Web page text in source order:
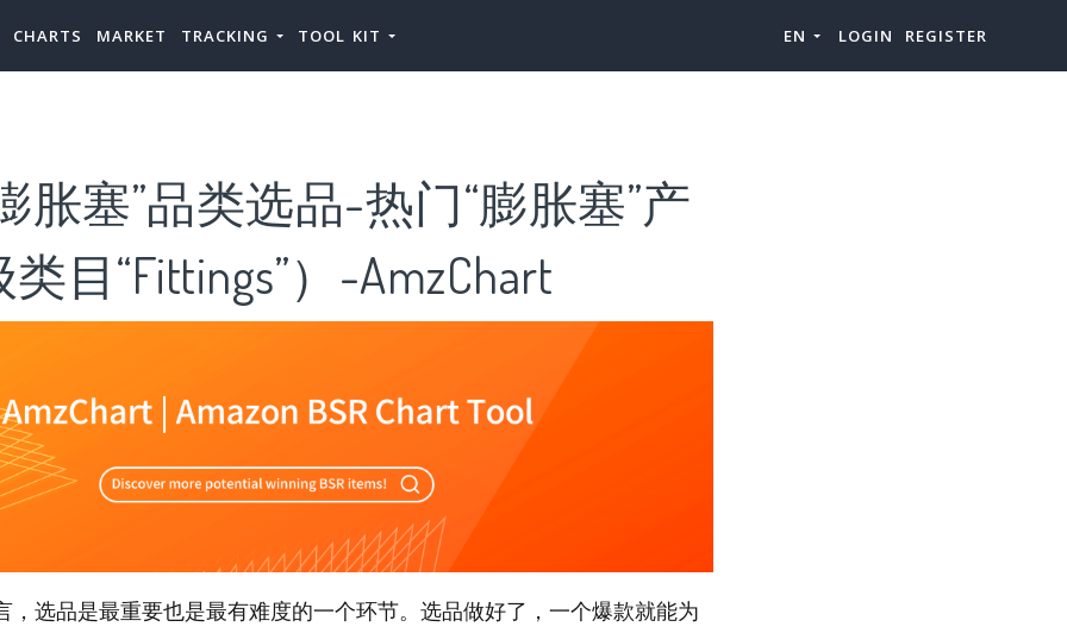
CHARTS MARKET TRACKING TOOL KIT EN LOGIN REGISTER
胀塞”品类选品-热门“膨胀塞”产
目“Fittings”）-AmzChart
，选品是最重要也是最有难度的一个环节。选品做好了，一个爆款就能为